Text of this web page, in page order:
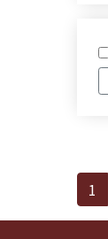
1